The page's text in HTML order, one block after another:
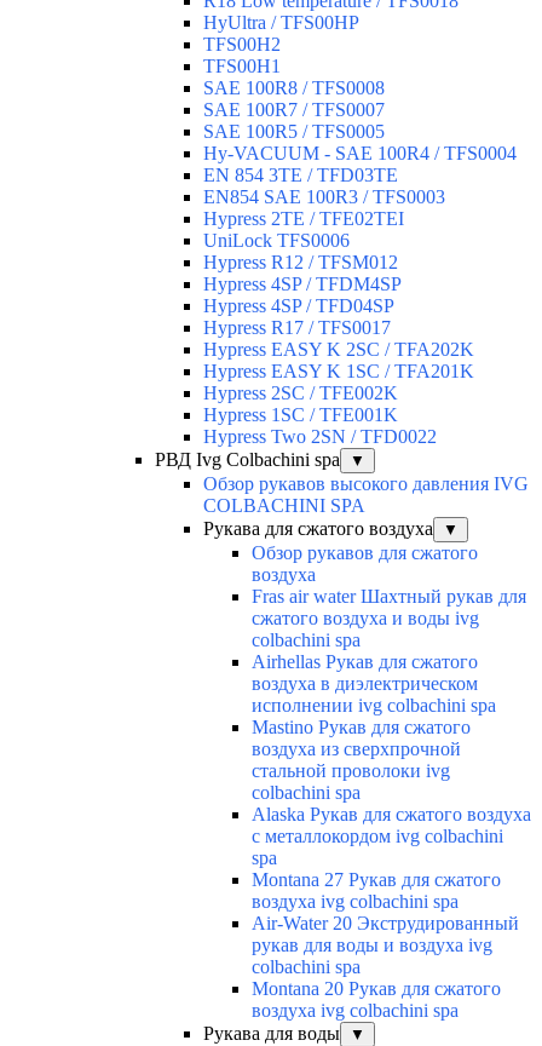
HyUltra / TFS00HP
TFS00H2
TFS00H1
SAE 100R8 / TFS0008
SAE 100R7 / TFS0007
SAE 100R5 / TFS0005
Hy-VACUUM - SAE 100R4 / TFS0004
EN 854 3TE / TFD03TE
EN854 SAE 100R3 / TFS0003
Hypress 2TE / TFE02TEI
UniLock TFS0006
Hypress R12 / TFSM012
Hypress 4SP / TFDM4SP
Hypress 4SP / TFD04SP
Hypress R17 / TFS0017
Hypress EASY K 2SC / TFA202K
Hypress EASY K 1SC / TFA201K
Hypress 2SC / TFE002K
Hypress 1SC / TFE001K
Hypress Two 2SN / TFD0022
РВД Ivg Colbachini spa
▼
Обзор рукавов высокого давления IVG
COLBACHINI SPA
Рукава для сжатого воздуха
▼
Обзор рукавов для сжатого
воздуха
Fras air water Шахтный рукав для
сжатого воздуха и воды ivg
colbachini spa
Airhellas Рукав для сжатого
воздуха в диэлектрическом
исполнении ivg colbachini spa
Mastino Рукав для сжатого
воздуха из сверхпрочной
стальной проволоки ivg
colbachini spa
Alaska Рукав для сжатого воздуха
с металлокордом ivg colbachini
spa
Montana 27 Рукав для сжатого
воздуха ivg colbachini spa
Air-Water 20 Экструдированный
рукав для воды и воздуха ivg
colbachini spa
Montana 20 Рукав для сжатого
воздуха ivg colbachini spa
Рукава для воды
▼